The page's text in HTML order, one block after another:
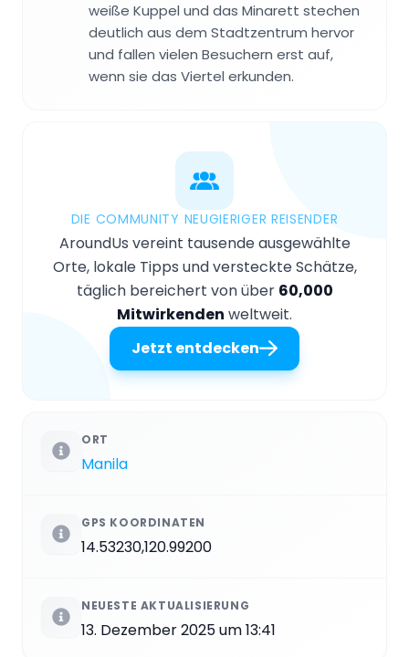
weiße Kuppel und das Minarett stechen
deutlich aus dem Stadtzentrum hervor
und fallen vielen Besuchern erst auf,
wenn sie das Viertel erkunden.
DIE COMMUNITY NEUGIERIGER REISENDER
AroundUs vereint tausende ausgewählte
Orte, lokale Tipps und versteckte Schätze,
täglich bereichert von über 60,000
Mitwirkenden weltweit.
Jetzt entdecken
ORT
Manila
GPS KOORDINATEN
14.53230,120.99200
NEUESTE AKTUALISIERUNG
13. Dezember 2025 um 13:41